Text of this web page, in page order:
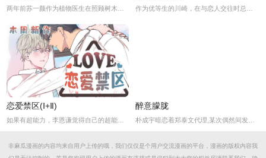
恋爱禁区(Ⅰ+Ⅱ)
如果有超能力，李恩谦觉得自己的超能力一定是垃圾回收站。为什么从小到他，他交往的人全是渣男呢？？他除了颜控，对于对象真的不挑的啊！！直到他严厉的上司，他的外貌理想型，对他表现出似有若无的好感……他一定喜欢自己吧？这次有希望摆脱渣男了！少年人，太天真啦，非酋是一辈子的事哟。
醉意朦胧
朴成宇暗恋着郑泰文代理,某次偶然间发现郑泰文代理的手机信息得知他的爱好后，朴成宇马上跟他坦白，希望他能和自己交往，但郑泰文误以为朴成宇是想拿这事威胁他...
非麻瓜漫画的内容均来自用户上传的哦，我们仅仅是个用户交流漫画的平台，漫画的版权内容我